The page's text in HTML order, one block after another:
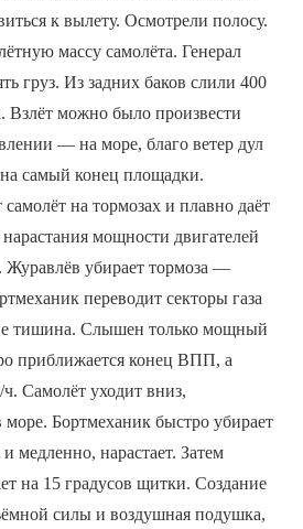
к вылету. Осмотрели полосу.
массу самолёта. Генерал
груз. Из задних баков слили 400
Взлёт можно было произвести
― на море, благо ветер дул
самый конец площадки.
на тормозах и плавно даёт
мощности двигателей
Журавлёв убирает тормоза ―
переводит секторы газа
тишина. Слышен только мощный
приближается конец ВПП, а
ч. Самолёт уходит вниз,
море. Бортмеханик быстро убирает
медленно, нарастает. Затем
на 15 градусов щитки. Создание
силы и воздушная подушка,